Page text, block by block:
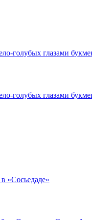
голубых глазами
голубых глазами
«Сосьедаде»